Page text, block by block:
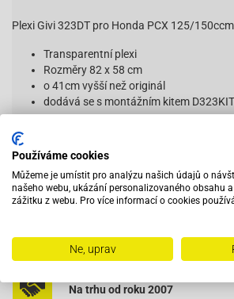
Plexi Givi 323DT pro Honda PCX 125/
Transparentní plexi
Rozměry 82 x 58 cm
o 41cm vyšší než originál
dodává se s montážním kitem D323KIT
323DT
Vybavený servis s odborným
Při objednání do 12:00 zboží zítra
Na trhu od roku 2007
Používáme cookies
Můžeme je umístit pro analýzu našich údajů o
našeho webu, ukázání personalizovaného obsahu
zážitku z webu. Pro více informací o cookies
Ne, uprav